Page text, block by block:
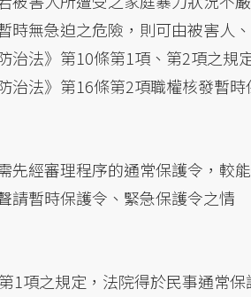
無急迫之危險，則可由被害人、
治法》第10條第1項、第2項之規
治法》第16條第2項職權核發暫時
先經審理程序的通常保護令，較能
請暫時保護令、緊急保護令之情
1項之規定，法院得於民事通常保